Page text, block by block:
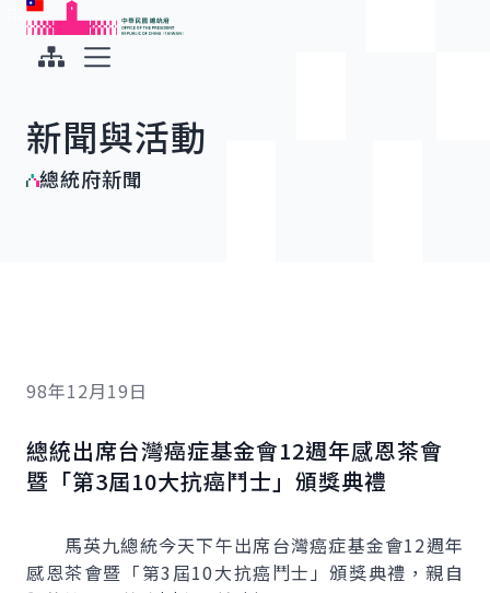
跳到主要內容
中華民國總統府
新聞與活動
總統府新聞
98年12月19日
總統出席台灣癌症基金會12週年感恩茶會
暨「第3屆10大抗癌鬥士」頒獎典禮
馬英九總統今天下午出席台灣癌症基金會12週年
感恩茶會暨「第3屆10大抗癌鬥士」頒獎典禮，親自